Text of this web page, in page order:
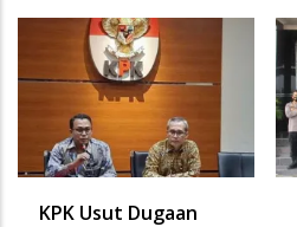
KPK Usut Dugaan